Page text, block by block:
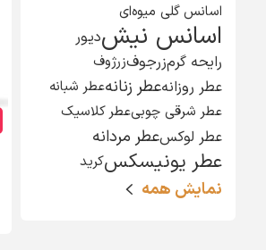
اسانس گلی میوه‌ای
اسانس نیشدیور
رایحه گرمزرجوفزرژوف
عطر روزانهعطر زنانهعطر شبانه
عطر شرقی چوبیعطر کلاسیک
عطر لوکسعطر مردانه
عطر یونیسکسکرید
نمایش همه